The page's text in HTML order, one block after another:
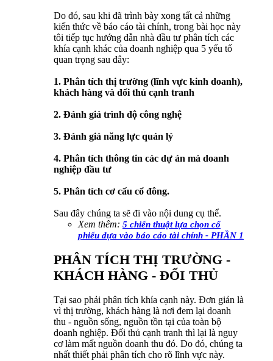
Do đó, sau khi đã trình bày xong tất cả những
kiến thức về báo cáo tài chính, trong bài học này
tôi tiếp tục hướng dẫn nhà đầu tư phân tích các
khía cạnh khác của doanh nghiệp qua 5 yếu tố
quan trọng sau đây:
1. Phân tích thị trường (lĩnh vực kinh doanh),
khách hàng và đối thủ cạnh tranh
2. Đánh giá trình độ công nghệ
3. Đánh giá năng lực quản lý
4. Phân tích thông tin các dự án mà doanh
nghiệp đầu tư
5. Phân tích cơ cấu cổ đông.
Sau đây chúng ta sẽ đi vào nội dung cụ thể.
Xem thêm: 5 chiến thuật lựa chọn cổ
phiếu dựa vào báo cáo tài chính - PHẦN 1
PHÂN TÍCH THỊ TRƯỜNG -
KHÁCH HÀNG - ĐỐI THỦ
Tại sao phải phân tích khía cạnh này. Đơn giản là
vì thị trường, khách hàng là nơi đem lại doanh
thu - nguồn sống, nguồn tồn tại của toàn bộ
doanh nghiệp. Đối thủ cạnh tranh thì lại là nguy
cơ làm mất nguồn doanh thu đó. Do đó, chúng ta
nhất thiết phải phân tích cho rõ lĩnh vực này.